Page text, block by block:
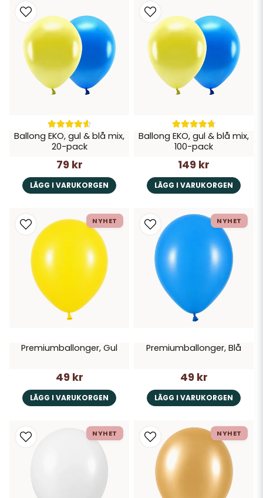
Ballong EKO, gul & blå mix,
20-pack
79 kr
LÄGG I VARUKORGEN
Ballong EKO, gul & blå mix,
100-pack
149 kr
LÄGG I VARUKORGEN
Premiumballonger, Gul
49 kr
LÄGG I VARUKORGEN
NYHET
Premiumballonger, Blå
49 kr
LÄGG I VARUKORGEN
NYHET
NYHET NYHET